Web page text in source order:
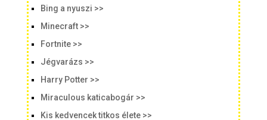
Bing a nyuszi >>
Minecraft >>
Fortnite >>
Jégvarázs >>
Harry Potter >>
Miraculous katicabogár >>
Kis kedvencek titkos élete >>